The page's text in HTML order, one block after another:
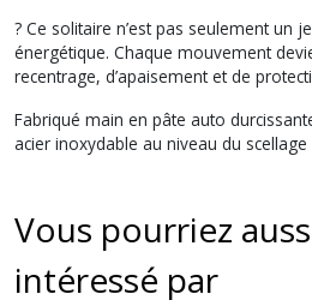
? Ce solitaire n’est pas seulement un
énergétique. Chaque mouvement
recentrage, d’apaisement et de
Fabriqué main en pâte auto
acier inoxydable au niveau du scellage
Vous pourriez
intéressé par